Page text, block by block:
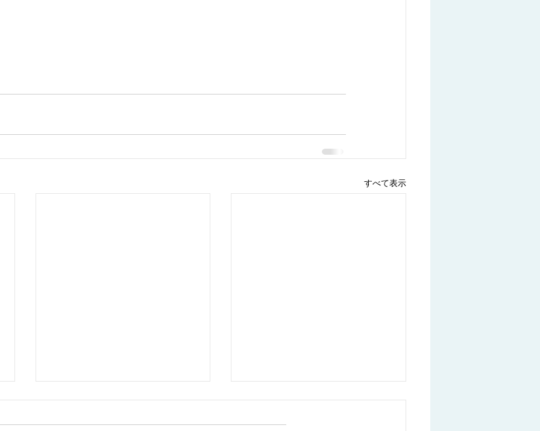
すべて表示